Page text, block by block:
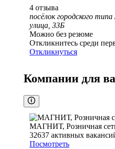
4 отзыва
посёлок городского
улица, 33Б
Можно без резюме
Откликнитесь среди
Откликнуться
Компании для
МАГНИТ, Розничная
32637 активных
Посмотреть